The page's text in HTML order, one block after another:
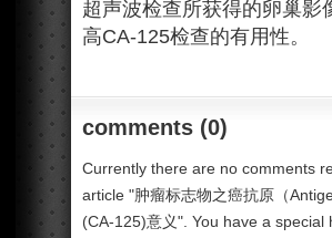
超声波检查所获得的卵巢影
高CA-125检查的有用性。
comments (0)
Currently there are no comments
article "肿瘤标志物之癌抗原（
(CA-125)意义". You have a special